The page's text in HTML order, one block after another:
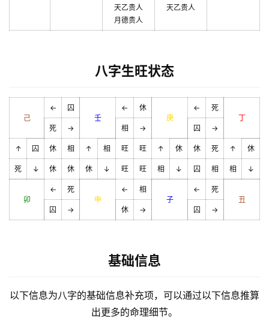
天乙贵人
月德贵人
天乙贵人
八字生旺状态
己
←
囚
壬
←
休
庚
←
死
丁
死
→ 相 → 囚 →
↑ 囚 休 相 ↑ 相 旺 旺 ↑ 休 休 死 ↑ 休
死 ↓ 休 休 休 ↓ 旺 旺 相 ↓ 囚 相 相 ↓
卯
←
死
申
←
相
子
←
死
丑
囚
→ 休 → 囚 →
基础信息
以下信息为八字的基础信息补充项，可以通过以下信息推算
出更多的命理细节。